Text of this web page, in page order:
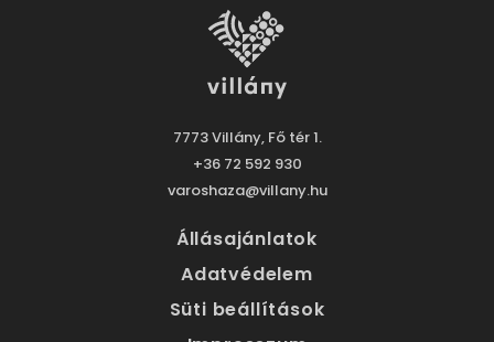
7773 Villány, Fő tér 1.
+36 72 592 930
varoshaza@villany.hu
Állásajánlatok
Adatvédelem
Süti beállítások